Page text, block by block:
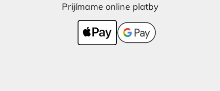
Prijímame online platby